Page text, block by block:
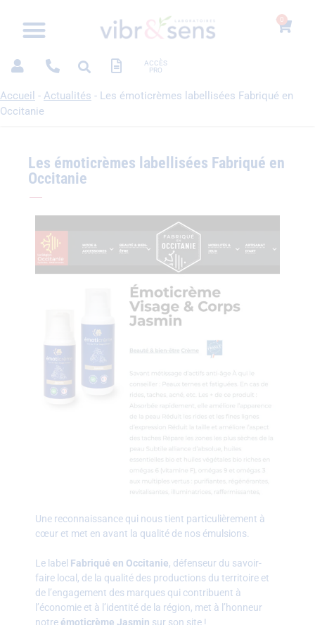
ACCÈS
PRO
0
Accueil - Actualités - Les émoticrèmes labellisées Fabriqué en
Occitanie
Les émoticrèmes labellisées Fabriqué en
Occitanie
Une reconnaissance qui nous tient particulièrement à
cœur et met en avant la qualité de nos émulsions.
Le label Fabriqué en Occitanie, défenseur du savoir-
faire local, de la qualité des productions du territoire et
de l’engagement des marques qui contribuent à
l’économie et à l’identité de la région, met à l’honneur
notreémoticrème Jasmin sur son site !